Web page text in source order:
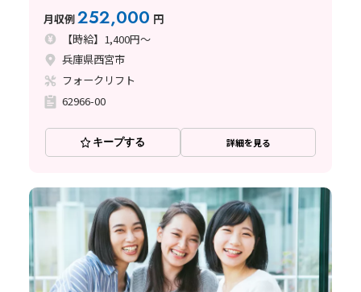
月収例252,000 円
【時給】1,400円～
兵庫県西宮市
フォークリフト
62966-00
キープする 詳細を見る